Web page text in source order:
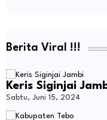
Berita Viral !!!
Keris Siginjai
Sabtu, Juni 15, 2024